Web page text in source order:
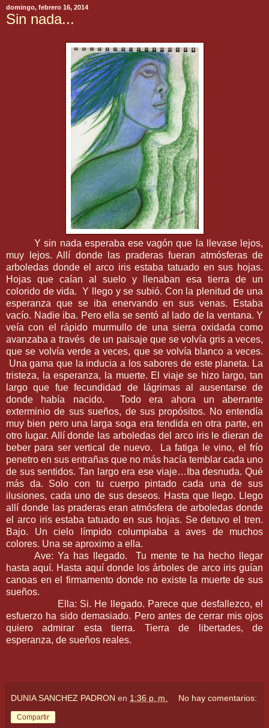
domingo, febrero 16, 2014
Sin nada...
Y sin nada esperaba ese vagón que la llevase lejos,
muy lejos. Allí donde las praderas fueran atmósferas de
arboledas donde el arco iris estaba tatuado en sus hojas.
Hojas que caían al suelo y llenaban esa tierra de un
colorido de vida. Y llego y se subió. Con la plenitud de una
esperanza que se iba enervando en sus venas. Estaba
vacío. Nadie iba. Pero ella se sentó al lado de la ventana. Y
veía con el rápido murmullo de una sierra oxidada como
avanzaba a través de un paisaje que se volvía gris a veces,
que se volvía verde a veces, que se volvía blanco a veces.
Una gama que la inducia a los sabores de este planeta. La
tristeza, la esperanza, la muerte. El viaje se hizo largo, tan
largo que fue fecundidad de lágrimas al ausentarse de
donde había nacido. Todo era ahora un aberrante
exterminio de sus sueños, de sus propósitos. No entendía
muy bien pero una larga soga era tendida en otra parte, en
otro lugar. Allí donde las arboledas del arco iris le dieran de
beber para ser vertical de nuevo. La fatiga le vino, el frío
penetro en sus entrañas que no más hacía temblar cada uno
de sus sentidos. Tan largo era ese viaje…Iba desnuda. Qué
más da. Solo con tu cuerpo pintado cada una de sus
ilusiones, cada uno de sus deseos. Hasta que llego. Llego
allí donde las praderas eran atmósfera de arboledas donde
el arco iris estaba tatuado en sus hojas. Se detuvo el tren.
Bajo. Un cielo límpido columpiaba a aves de muchos
colores. Una se aproximo a ella.
Ave: Ya has llegado. Tu mente te ha hecho llegar
hasta aquí. Hasta aquí donde los árboles de arco iris guían
canoas en el firmamento donde no existe la muerte de sus
sueños.
Ella: Si. He llegado. Parece que desfallezco, el
esfuerzo ha sido demasiado. Pero antes de cerrar mis ojos
quiero admirar esta tierra. Tierra de libertades, de
esperanza, de sueños reales.
DUNIA SANCHEZ PADRON en 1:36 p. m. No hay comentarios:
Compartir